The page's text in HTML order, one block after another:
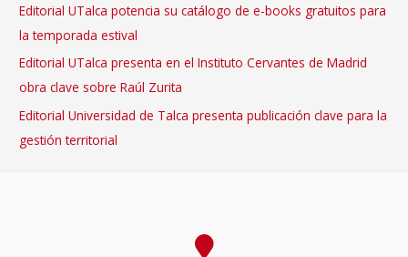
Editorial UTalca potencia su catálogo de e-books gratuitos para
la temporada estival
Editorial UTalca presenta en el Instituto Cervantes de Madrid
obra clave sobre Raúl Zurita
Editorial Universidad de Talca presenta publicación clave para la
gestión territorial